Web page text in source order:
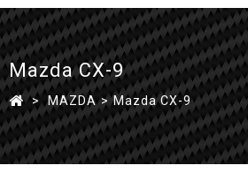
Mazda CX-9
> MAZDA > Mazda CX-9